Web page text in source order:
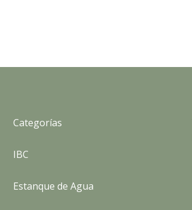
Categorías
IBC
Estanque de Agua